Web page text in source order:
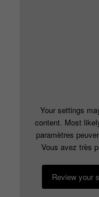
Your settings
content. Most
paramètres
Vous avez très
Review your